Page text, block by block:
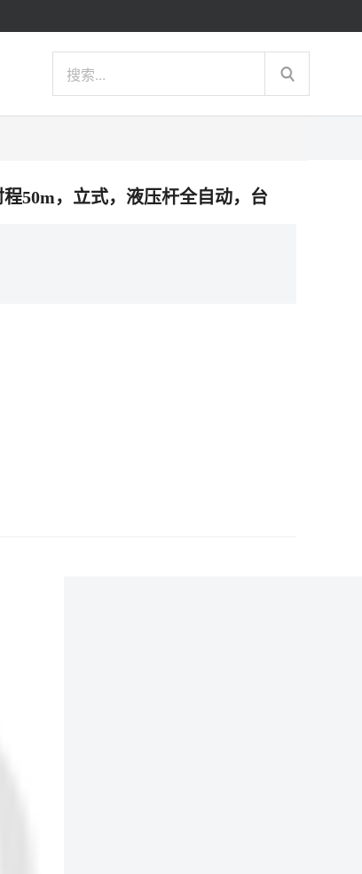
50m，立式，液压杆全自动，台